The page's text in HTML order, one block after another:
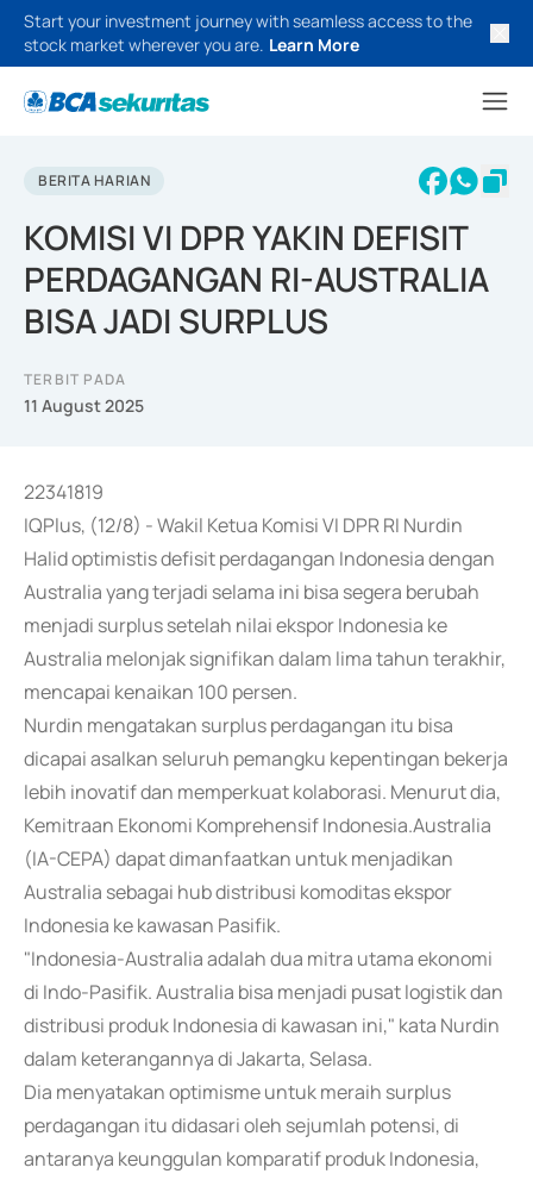
Start your investment journey with seamless access to the
stock market wherever you are. Learn More
BERITA HARIAN
KOMISI VI DPR YAKIN DEFISIT
PERDAGANGAN RI-AUSTRALIA
BISA JADI SURPLUS
TERBIT PADA
11 August 2025
22341819
IQPlus, (12/8) - Wakil Ketua Komisi VI DPR RI Nurdin
Halid optimistis defisit perdagangan Indonesia dengan
Australia yang terjadi selama ini bisa segera berubah
menjadi surplus setelah nilai ekspor Indonesia ke
Australia melonjak signifikan dalam lima tahun terakhir,
mencapai kenaikan 100 persen.
Nurdin mengatakan surplus perdagangan itu bisa
dicapai asalkan seluruh pemangku kepentingan bekerja
lebih inovatif dan memperkuat kolaborasi. Menurut dia,
Kemitraan Ekonomi Komprehensif Indonesia.Australia
(IA-CEPA) dapat dimanfaatkan untuk menjadikan
Australia sebagai hub distribusi komoditas ekspor
Indonesia ke kawasan Pasifik.
"Indonesia-Australia adalah dua mitra utama ekonomi
di Indo-Pasifik. Australia bisa menjadi pusat logistik dan
distribusi produk Indonesia di kawasan ini," kata Nurdin
dalam keterangannya di Jakarta, Selasa.
Dia menyatakan optimisme untuk meraih surplus
perdagangan itu didasari oleh sejumlah potensi, di
antaranya keunggulan komparatif produk Indonesia,